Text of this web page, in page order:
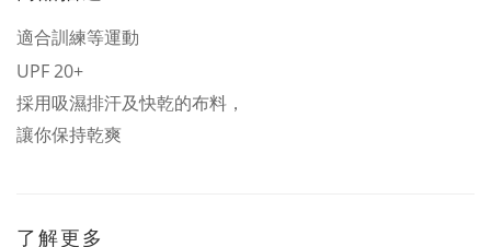
適合訓練等運動
UPF 20+
採用吸濕排汗及快乾的布料，
讓你保持乾爽
了解更多